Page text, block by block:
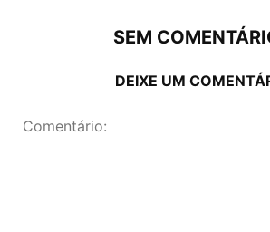
SEM
DEIXE UM